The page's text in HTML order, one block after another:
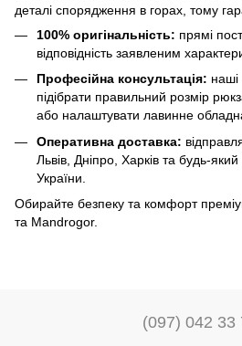
деталі спорядження в горах, тому
100% оригінальність: прямі
відповідність заявленим
Професійна консультація:
підібрати правильний розмір
або налаштувати лавинне
Оперативна доставка:
Львів, Дніпро, Харків та будь-
України.
Обирайте безпеку та комфорт
та Mandrogor.
(097) 042 33